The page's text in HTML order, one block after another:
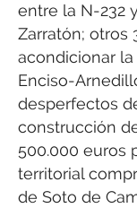
entre la N-232
Zarratón; otros
acondicionar la
Enciso-
desperfectos
construcción
500.000 euros
territorial
de Soto de